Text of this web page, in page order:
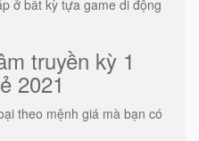
ở bất kỳ tựa game di động
truyền kỳ 1
2021
theo mệnh giá mà bạn có